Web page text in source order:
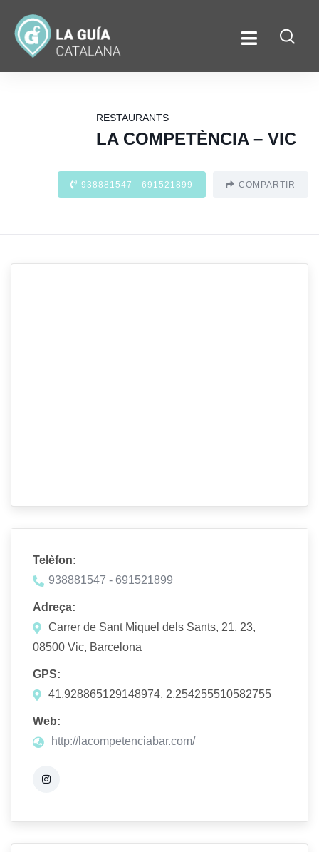
RESTAURANTS
LA COMPETÈNCIA – VIC
938881547 - 691521899 COMPARTIR
Telèfon:
938881547 - 691521899
Adreça:
Carrer de Sant Miquel dels Sants, 21, 23,
08500 Vic, Barcelona
GPS:
41.928865129148974, 2.254255510582755
Web:
http://lacompetenciabar.com/